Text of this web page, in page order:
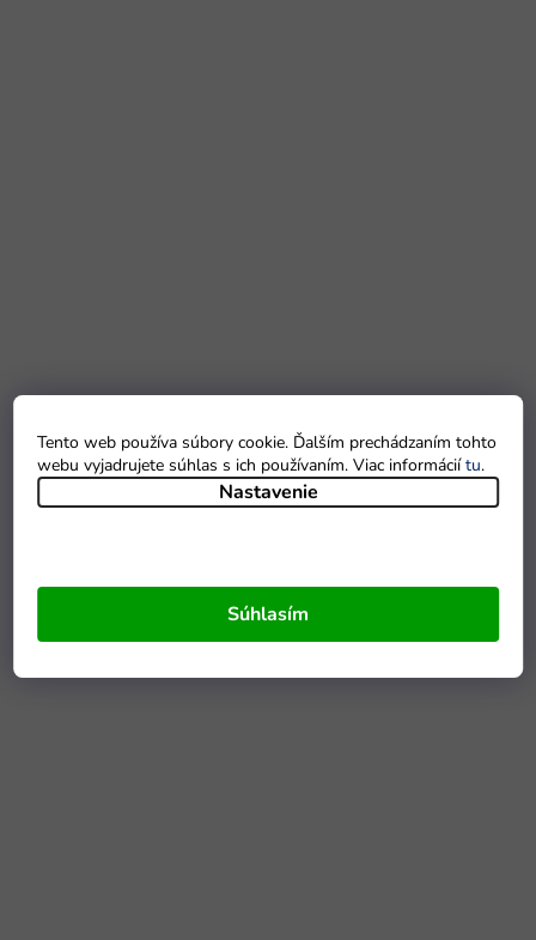
Tento web používa súbory cookie. Ďalším prechádzaním tohto
webu vyjadrujete súhlas s ich používaním. Viac informáciítu.
Nastavenie
Súhlasím